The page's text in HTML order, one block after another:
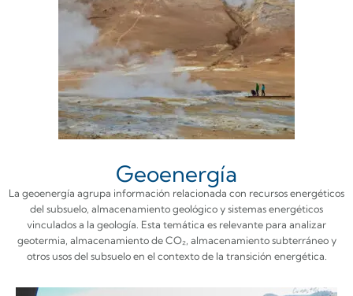
Geoenergía
La geoenergía agrupa información relacionada con recursos energéticos
del subsuelo, almacenamiento geológico y sistemas energéticos
vinculados a la geología. Esta temática es relevante para analizar
geotermia, almacenamiento de CO₂, almacenamiento subterráneo y
otros usos del subsuelo en el contexto de la transición energética.